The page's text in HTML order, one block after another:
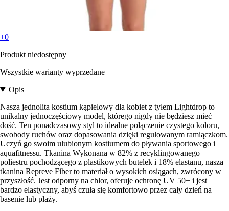
+0
Produkt niedostępny
Wszystkie warianty wyprzedane
Opis
Nasza jednolita kostium kąpielowy dla kobiet z tyłem Lightdrop to
unikalny jednoczęściowy model, którego nigdy nie będziesz mieć
dość. Ten ponadczasowy styl to idealne połączenie czystego koloru,
swobody ruchów oraz dopasowania dzięki regulowanym ramiączkom.
Uczyń go swoim ulubionym kostiumem do pływania sportowego i
aquafitnessu. Tkanina Wykonana w 82% z recyklingowanego
poliestru pochodzącego z plastikowych butelek i 18% elastanu, nasza
tkanina Repreve Fiber to materiał o wysokich osiągach, zwrócony w
przyszłość. Jest odporny na chlor, oferuje ochronę UV 50+ i jest
bardzo elastyczny, abyś czuła się komfortowo przez cały dzień na
basenie lub plaży.